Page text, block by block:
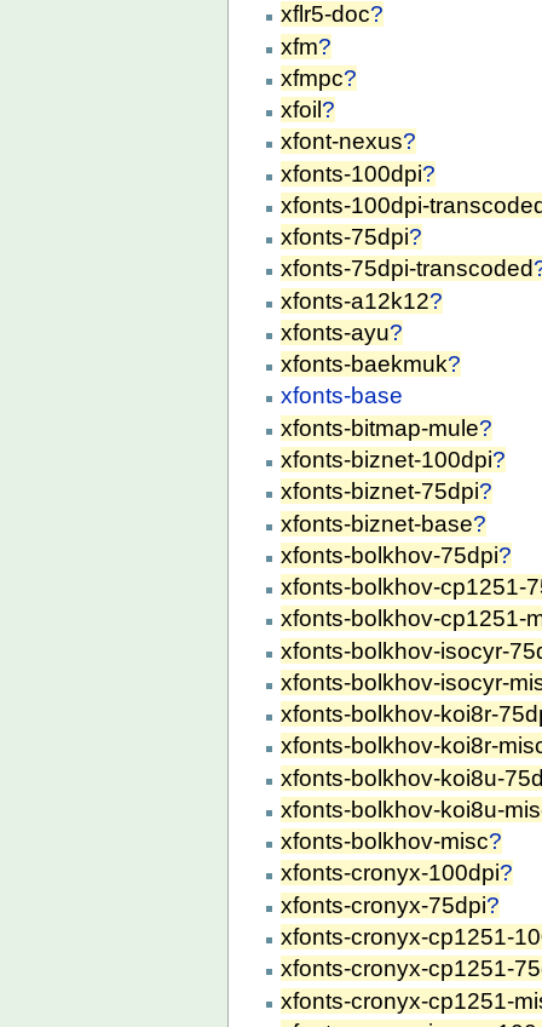
xflr5-doc?
xfm?
xfmpc?
xfoil ?
xfont-nexus?
xfonts-100dpi?
xfonts-100dpi-
xfonts-75dpi?
xfonts-75dpi-transcoded
xfonts-a12k12?
xfonts-ayu?
xfonts-baekmuk?
xfonts-base
xfonts-bitmap-mule?
xfonts-biznet-100dpi?
xfonts-biznet-75dpi?
xfonts-biznet-base?
xfonts-bolkhov-75dpi?
xfonts-bolkhov-cp1251-
xfonts-bolkhov-cp1251-
xfonts-bolkhov-isocyr-
xfonts-bolkhov-isocyr-
xfonts-bolkhov-koi8r-
xfonts-bolkhov-koi8r-
xfonts-bolkhov-koi8u-
xfonts-bolkhov-koi8u-
xfonts-bolkhov-misc?
xfonts-cronyx-100dpi?
xfonts-cronyx-75dpi?
xfonts-cronyx-cp1251-
xfonts-cronyx-cp1251-
xfonts-cronyx-cp1251-